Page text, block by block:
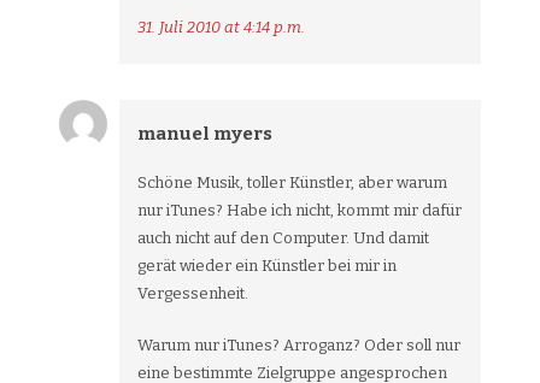
31. Juli 2010 at 4:14 p.m.
manuel myers
Schöne Musik, toller Künstler, aber warum
nur iTunes? Habe ich nicht, kommt mir dafür
auch nicht auf den Computer. Und damit
gerät wieder ein Künstler bei mir in
Vergessenheit.
Warum nur iTunes? Arroganz? Oder soll nur
eine bestimmte Zielgruppe angesprochen